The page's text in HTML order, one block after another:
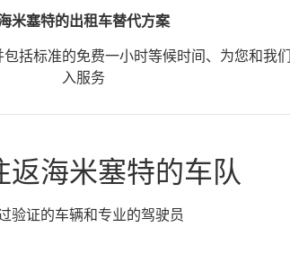
米塞特的出租车替代方案
括标准的免费一小时等候时间、为您和我
入服务
返海米塞特的车队
验证的车辆和专业的驾驶员